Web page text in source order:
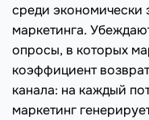
среди экономически
маркетинга.
опросы, в которых
коэффициент
канала: на каждый
маркетинг